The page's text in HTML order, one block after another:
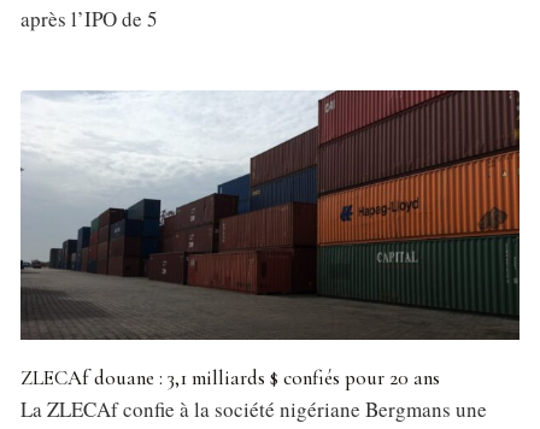
après l’IPO de 5
ZLECAf douane : 3,1 milliards $ confiés pour 20 ans
La ZLECAf confie à la société nigériane Bergmans une